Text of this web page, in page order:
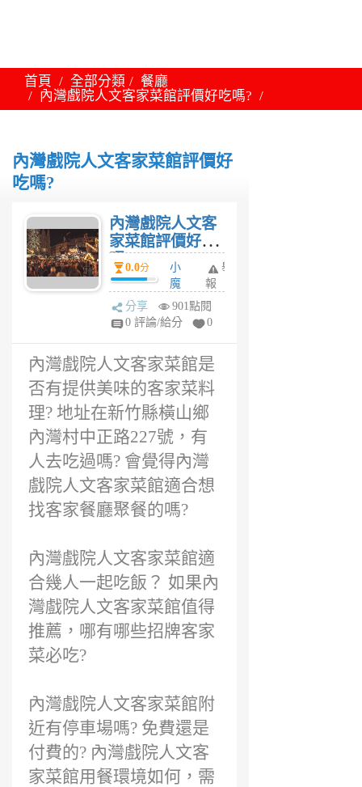
首頁 全部分類
餐廳
內灣戲院人文客家菜館評價好吃嗎?
內灣戲院人文客家菜館評價好
吃嗎?
內灣戲院人文客
家菜館評價好吃
嗎?0.0分
小
魔
女
6
舉
報
分享
901點閱
0 評論/給分
0
內灣戲院人文客家菜館是
否有提供美味的客家菜料
理? 地址在新竹縣橫山鄉
內灣村中正路227號，有
人去吃過嗎? 會覺得內灣
戲院人文客家菜館適合想
找客家餐廳聚餐的嗎?
內灣戲院人文客家菜館適
合幾人一起吃飯？ 如果內
灣戲院人文客家菜館值得
推薦，哪有哪些招牌客家
菜必吃?
內灣戲院人文客家菜館附
近有停車場嗎? 免費還是
付費的? 內灣戲院人文客
家菜館用餐環境如何，需